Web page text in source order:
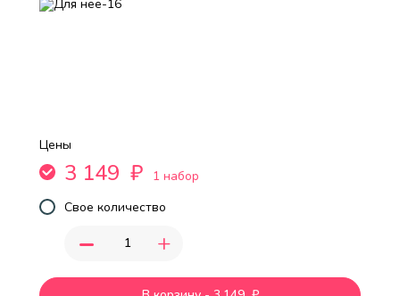
Цены
3 149 ₽
1 набор
Свое количество
- +